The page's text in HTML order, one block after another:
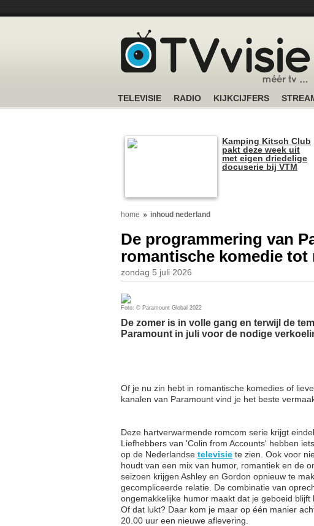
TELEVISIE RADIO KIJKCIJFERS
Kamping Kitsch Club
pakt deze week uit
met eigen driedelige
docuserie bij VTM
home inhoud nederland
De programmering van
romantische komedie
zondag 5 juli 2026
Foto: © Paramount Global 2022
De zomer is in volle gang en terwijl de
Paramount in juli voor de nodige
Of je nu zin hebt in romantische komedies of
kanalen van Paramount vind je het beste
Deze hartverwarmende romcom serie krijgt
Liefhebbers van 'Colin from Accounts' hebben
op de Nederlandse televisie te zien. Ook voor
houdt van een mix van humor, romantiek en de
seizoen krijgen Ashley en Gordon opnieuw te
gecompliceerde relatie. De combinatie van
ongemakkelijke humor maakt dat je geboeid
Of dat lukt? Daar kom je maar op één manier
20.00 uur een nieuwe aflevering.